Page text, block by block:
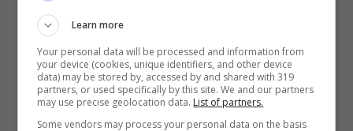
ogni parte avendo cura degli angoli e dei
bordi in cui si annida tanto sporco. Quindi,
con un colino, andare aspargere ovunque
una buona quantità di bicarbonato di
sodio.Deve essere uniforme e distribuito
Learn more
Your personal data will be processed and information from
your device (cookies, unique identifiers, and other device
data) may be stored by, accessed by and shared with 319
partners, or used specifically by this site. We and our partners
may use precise geolocation data. List of partners.
Some vendors may process your personal data on the basis